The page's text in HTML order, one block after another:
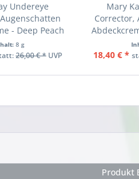
Undereye
- Deep Peach
8 g
26,00 € *UVP
Mary
Corrector,
18,40 € *
Produkt